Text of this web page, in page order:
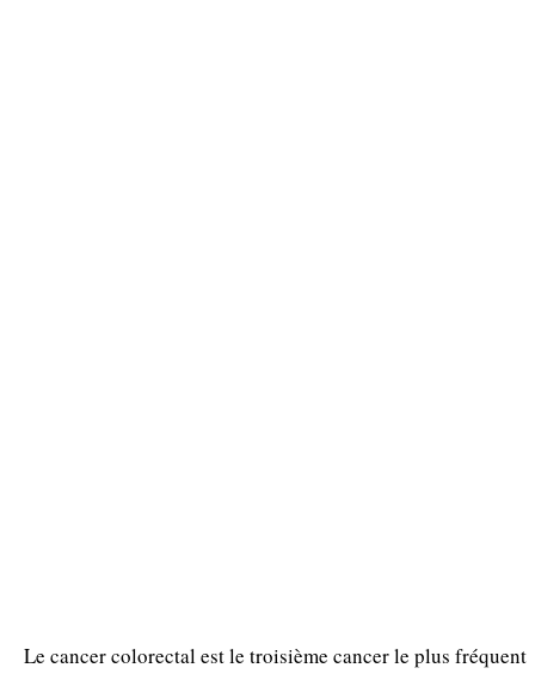
Le cancer colorectal est le troisième cancer le plus fréquent